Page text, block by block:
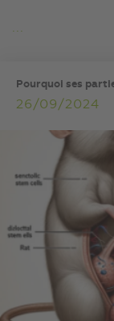
...
Pourquoi ses
26/09/2024